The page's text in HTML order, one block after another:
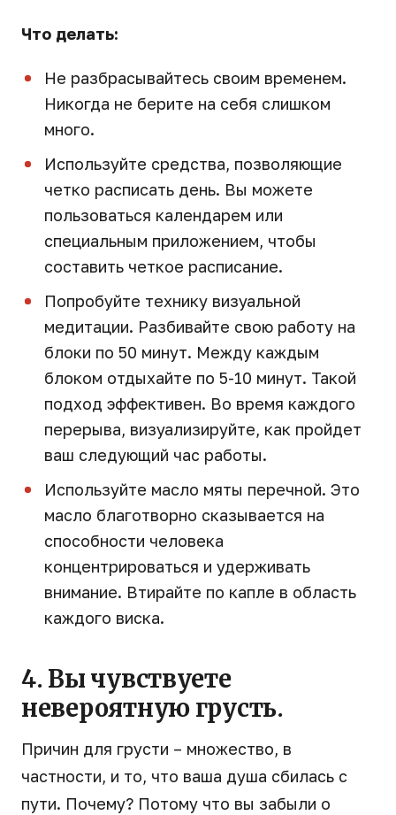
Что делать:
Не разбрасывайтесь своим временем.
Никогда не берите на себя слишком
много.
Используйте средства, позволяющие
четко расписать день. Вы можете
пользоваться календарем или
специальным приложением, чтобы
составить четкое расписание.
Попробуйте технику визуальной
медитации. Разбивайте свою работу на
блоки по 50 минут. Между каждым
блоком отдыхайте по 5-10 минут. Такой
подход эффективен. Во время каждого
перерыва, визуализируйте, как пройдет
ваш следующий час работы.
Используйте масло мяты перечной. Это
масло благотворно сказывается на
способности человека
концентрироваться и удерживать
внимание. Втирайте по капле в область
каждого виска.
4. Вы чувствуете
невероятную грусть.
Причин для грусти – множество, в
частности, и то, что ваша душа сбилась с
пути. Почему? Потому что вы забыли о